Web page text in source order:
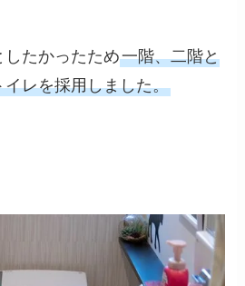
したかったため一階、二階と
イレを採用しました。